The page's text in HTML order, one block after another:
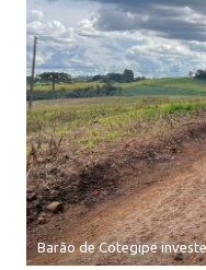
Barão de Cotegipe